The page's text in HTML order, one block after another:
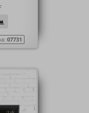
07731